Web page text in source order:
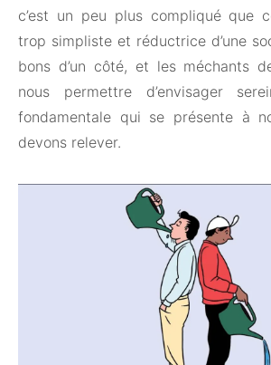
c’est un peu plus compliqué que
trop simpliste et réductrice d’une
bons d’un côté, et les méchants
nous permettre d’envisager
fondamentale qui se présente à
devons relever.